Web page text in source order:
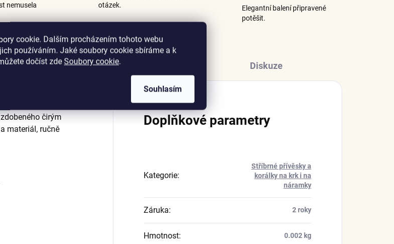
cookie. Dalším procházením tohoto webu
používáním. Jaké soubory cookie sbíráme a k
dočíst zde Soubory cookie.
Souhlasím
nemusela
otázek.
Elegantní balení připravené
potěšit.
Hodnocení (2) Diskuze
čirým
materiál, ručně
Doplňkové parametry
Kategorie:
Stříbrné přívěsky a
korálky na krk i na
náramky
Záruka: 2 roky
Hmotnost: 0.002 kg